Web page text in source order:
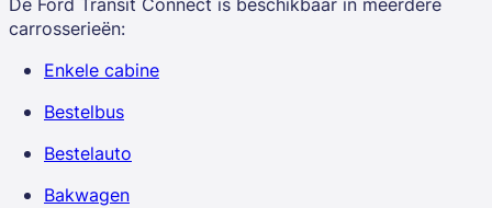
carrosserieën:
Enkele cabine
Bestelbus
Bestelauto
Bakwagen